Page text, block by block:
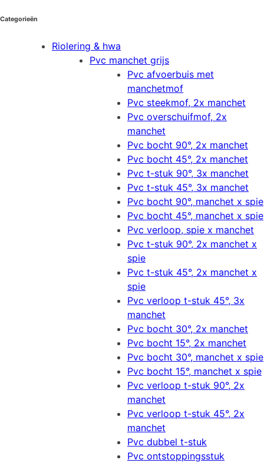
Categorieën
Riolering & hwa
Pvc manchet grijs
Pvc afvoerbuis met
manchetmof
Pvc steekmof, 2x manchet
Pvc overschuifmof, 2x
manchet
Pvc bocht 90°, 2x manchet
Pvc bocht 45°, 2x manchet
Pvc t-stuk 90°, 3x manchet
Pvc t-stuk 45°, 3x manchet
Pvc bocht 90°, manchet x spie
Pvc bocht 45°, manchet x spie
Pvc verloop, spie x manchet
Pvc t-stuk 90°, 2x manchet x
spie
Pvc t-stuk 45°, 2x manchet x
spie
Pvc verloop t-stuk 45°, 3x
manchet
Pvc bocht 30°, 2x manchet
Pvc bocht 15°, 2x manchet
Pvc bocht 30°, manchet x spie
Pvc bocht 15°, manchet x spie
Pvc verloop t-stuk 90°, 2x
manchet
Pvc verloop t-stuk 45°, 2x
manchet
Pvc dubbel t-stuk
Pvc ontstoppingsstuk